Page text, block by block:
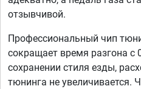
отзывчивой.
Профессиональный чип
сокращает время разгона
сохранении стиля езды,
тюнинга не увеличивается.